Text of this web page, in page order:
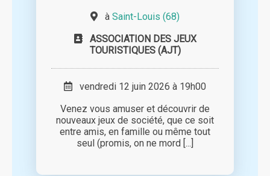
à Saint-Louis (68)
ASSOCIATION DES JEUX
TOURISTIQUES (AJT)
vendredi 12 juin 2026 à 19h00
Venez vous amuser et découvrir de
nouveaux jeux de société, que ce soit
entre amis, en famille ou même tout
seul (promis, on ne mord [...]